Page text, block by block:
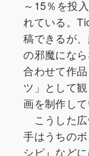
～15％を投
れている。
稿できるが
の邪魔にな
合わせて作
ツ」として
画を制作して
こうした広
手はうちの
シピ』など